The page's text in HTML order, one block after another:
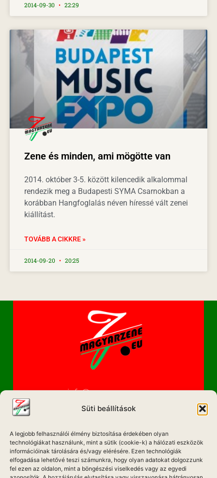
Süti beállítások
A legjobb felhasználói élmény biztosítása érdekében olyan
technológiákat használunk, mint a sütik (cookie-k) a hálózati eszközök
információinak tárolására és/vagy elérésére. Ezen technológiák
elfogadása lehetővé teszi számunkra, hogy olyan adatokat dolgozzunk
fel ezen az oldalon, mint a böngészési viselkedés vagy az egyedi
2014-09-30 22:29
Zene és minden, ami mögötte van
2014. október 3-5. között kilencedik alkalommal
rendezik meg a Budapesti SYMA Csarnokban a
korábban Hangfoglalás néven híressé vált zenei
kiállítást.
TOVÁBB A CIKKRE »
2014-09-20 20:25
info@magyarzene.eu
IMPRESSZUM
ETIKAI KÓDEX
MÉDIA AJÁNLAT